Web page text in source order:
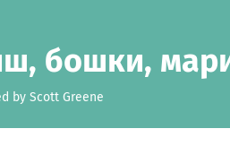
бошки,
by Scott Greene